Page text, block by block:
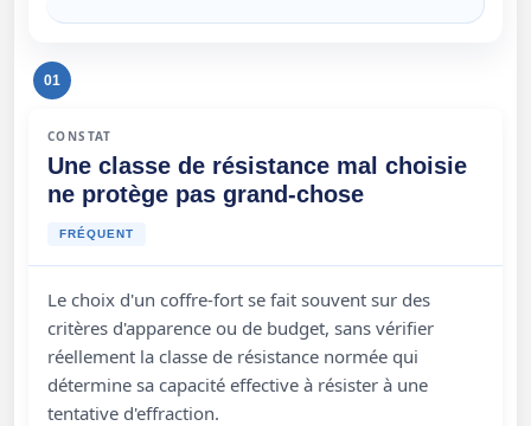
01
CONSTAT
Une classe de résistance mal choisie
ne protège pas grand-chose
FRÉQUENT
Le choix d'un coffre-fort se fait souvent sur des
critères d'apparence ou de budget, sans vérifier
réellement la classe de résistance normée qui
détermine sa capacité effective à résister à une
tentative d'effraction.